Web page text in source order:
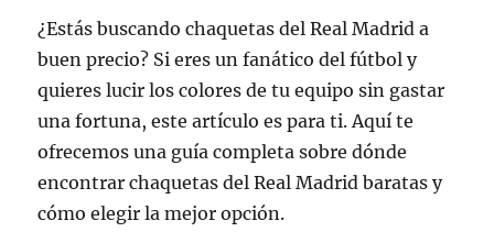
¿Estás buscando chaquetas del Real Madrid a
buen precio? Si eres un fanático del fútbol y
quieres lucir los colores de tu equipo sin gastar
una fortuna, este artículo es para ti. Aquí te
ofrecemos una guía completa sobre dónde
encontrar chaquetas del Real Madrid baratas y
cómo elegir la mejor opción.